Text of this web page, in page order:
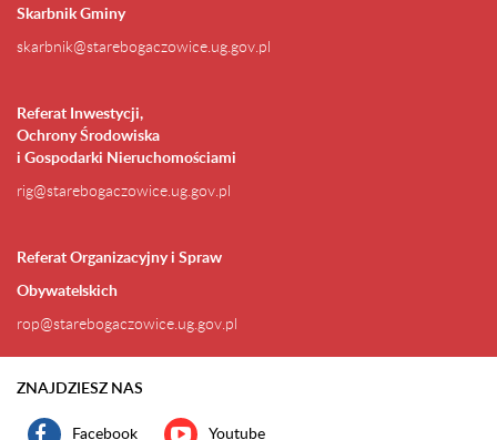
Skarbnik Gminy
skarbnik@starebogaczowice.ug.gov.pl
Referat Inwestycji,
Ochrony Środowiska
i Gospodarki Nieruchomościami
rig@starebogaczowice.ug.gov.pl
Referat Organizacyjny i Spraw
Obywatelskich
rop@starebogaczowice.ug.gov.pl
ZNAJDZIESZ NAS
Facebook Youtube